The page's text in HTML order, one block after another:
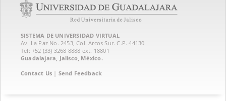
SISTEMA DE UNIVERSIDAD VIRTUAL
Av. La Paz No. 2453, Col. Arcos Sur. C.P. 44130
Tel: +52 (33) 3268 8888‏ ext. 18801
Guadalajara, Jalisco, México.
Contact Us | Send Feedback